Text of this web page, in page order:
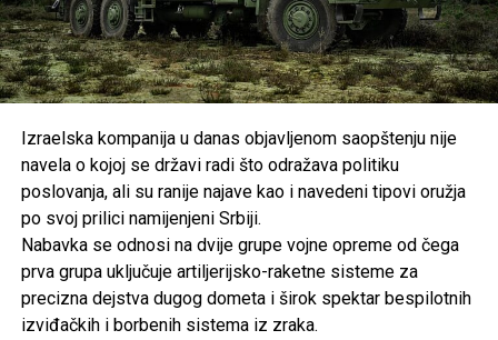
Izraelska kompanija u danas objavljenom saopštenju nije
navela o kojoj se državi radi što odražava politiku
poslovanja, ali su ranije najave kao i navedeni tipovi oružja
po svoj prilici namijenjeni Srbiji.
Nabavka se odnosi na dvije grupe vojne opreme od čega
prva grupa uključuje artiljerijsko-raketne sisteme za
precizna dejstva dugog dometa i širok spektar bespilotnih
izviđačkih i borbenih sistema iz zraka.